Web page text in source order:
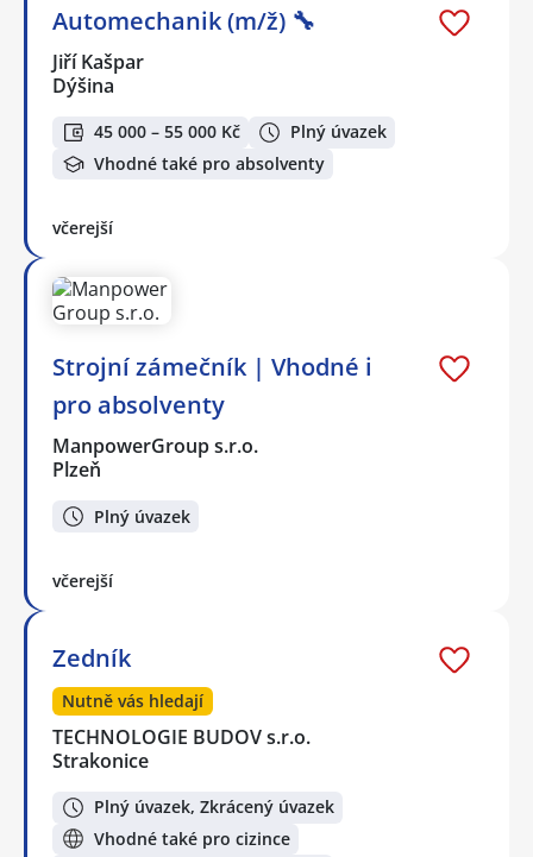
Automechanik (m/ž) 🔧
Jiří Kašpar
Dýšina
45 000 – 55 000 Kč
Plný úvazek
Vhodné také pro absolventy
včerejší
Strojní zámečník | Vhodné i
pro absolventy
ManpowerGroup s.r.o.
Plzeň
Plný úvazek
včerejší
Zedník
Nutně vás hledají
TECHNOLOGIE BUDOV s.r.o.
Strakonice
Plný úvazek, Zkrácený úvazek
Vhodné také pro cizince